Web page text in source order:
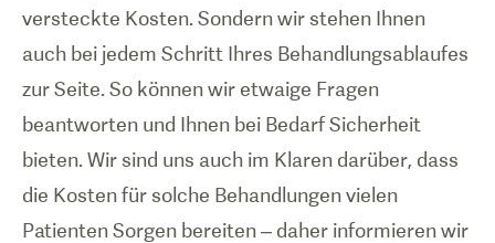
versteckte Kosten. Sondern wir stehen Ihnen
auch bei jedem Schritt Ihres Behandlungsablaufes
zur Seite. So können wir etwaige Fragen
beantworten und Ihnen bei Bedarf Sicherheit
bieten. Wir sind uns auch im Klaren darüber, dass
die Kosten für solche Behandlungen vielen
Patienten Sorgen bereiten – daher informieren wir